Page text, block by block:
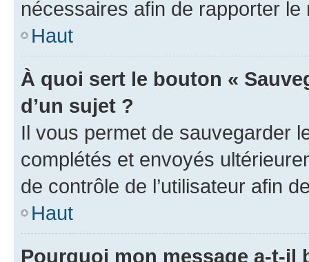
nécessaires afin de rapporter le
Haut
À quoi sert le bouton «
d’un sujet ?
Il vous permet de sauvegarder
complétés et envoyés
de contrôle de l’utilisateur afin
Haut
Pourquoi mon message a-t-il